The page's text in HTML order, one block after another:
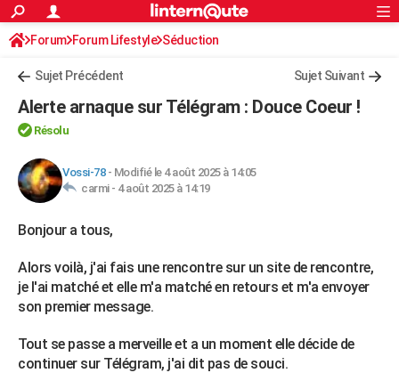
ACTUALITÉS
Politique
Société
Faits Divers
Education
Monde
Villes
+
Programme TV
TNTStreaming
Cinéma
Sorties cinéma
Musique
+FINANCE
Retraite
Impôts
Epargne
Immobilier
Risques naturels par ville
Banque
Assurance
Crédit
AUTO
Essais
Réserver un essai
Citadines
Berlines
SUV
Forum auto
HIGH-TECH
Mobiles
Meilleur smartphone
Internet
Ordinateurs
Jeux vidéo
Guide high-tech
+BRICOLAGE
Forum
Aménagement intérieur
Extérieur
Cuisine
Salle de bains
Jardinage
Rangement
WEEK-END
Guides de France
Escapades
Patrimoine
Expositions
Musées
Week-end nature
+LIFESTYLE
Art de vivre
Bien-être
Loisirs
Mode
Modes de vie
SANTE
S'inscrire
Connexion
Forum Forum Lifestyle Séduction
Sujet Précédent Sujet Suivant
Alerte arnaque sur Télégram : Douce Coeur !
Résolu
Vossi-78- Modifié le 4 août 2025 à 14:05
carmi - 4 août 2025 à 14:19
Bonjour a tous,
Alors voilà, j'ai fais une rencontre sur un site de rencontre,
je l'ai matché et elle m'a matché en retours et m'a envoyer
son premier message.
Tout se passe a merveille et a un moment elle décide de
continuer sur Télégram, j'ai dit pas de souci.